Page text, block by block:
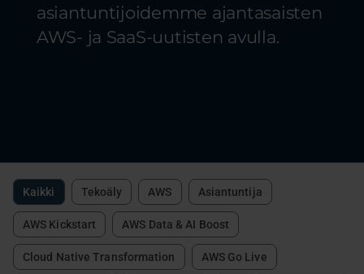
asiantuntijoidemme ajantasaisten
AWS- ja SaaS-uutisten avulla.
Kaikki Tekoäly AWS Asiantuntija
AWS Kickstart AWS Data & AI Boost
Cloud Native Transformation AWS Go Live